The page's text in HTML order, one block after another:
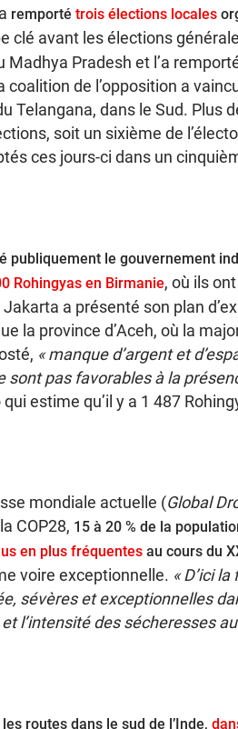
remporté trois élections locales
clé avant les élections
Madhya Pradesh et l’a
de l’opposition a
Telangana, dans le Sud. Plus
soit un sixième de
ces jours-ci dans un
publiquement le gouvernement
Rohingyas en Birmanie, où ils
a présenté son plan
la province d’Aceh, où la
« manque d’argent et
sont pas favorables à la
estime qu’il y a 1 487
mondiale actuelle (Global
COP28, 15 à 20 % de la
en plus fréquentesau cours du
voire exceptionnelle. « D’ici
sévères et exceptionnelles
l’intensité des sécheresses
routes dans le sud de l’Inde,